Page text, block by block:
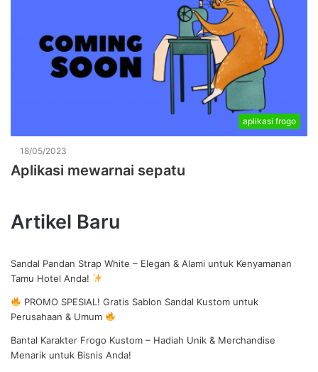
aplikasi frogo
18/05/2023
Aplikasi mewarnai sepatu
Artikel Baru
Sandal Pandan Strap White – Elegan & Alami untuk Kenyamanan
Tamu Hotel Anda!
PROMO SPESIAL! Gratis Sablon Sandal Kustom untuk
Perusahaan & Umum
Bantal Karakter Frogo Kustom – Hadiah Unik & Merchandise
Menarik untuk Bisnis Anda!